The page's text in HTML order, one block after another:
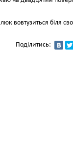
вовтузиться біля
Поділитись: